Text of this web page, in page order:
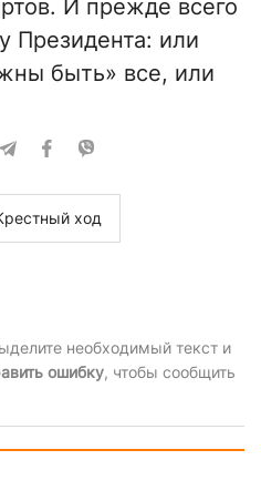
И прежде всего
Президента: или
быть» все, или
ход
необходимый текст и
ошибку, чтобы сообщить